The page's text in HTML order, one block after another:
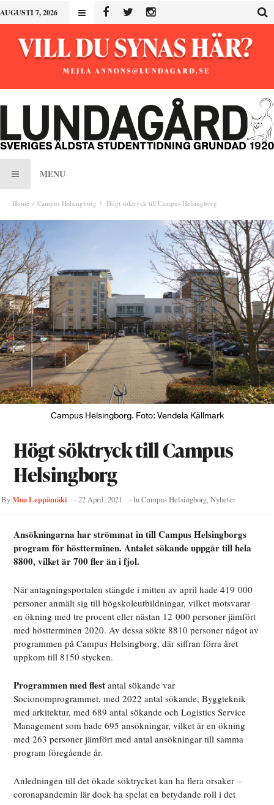
AUGUSTI 7, 2026
MENU
Home Campus Helsingborg Högt söktryck till Campus Helsingborg
Campus Helsingborg. Foto: Vendela Källmark
Högt söktryck till Campus
Helsingborg
ByMoa Leppämäki -22 April, 2021 - InCampus Helsingborg,Nyheter
Ansökningarna har strömmat in till Campus Helsingborgs
program för höstterminen. Antalet sökande uppgår till hela
8800, vilket är 700 fler än i fjol.
När antagningsportalen stängde i mitten av april hade 419 000
personer anmält sig till högskoleutbildningar, vilket motsvarar
en ökning med tre procent eller nästan 12 000 personer jämfört
med höstterminen 2020. Av dessa sökte 8810 personer något av
programmen på Campus Helsingborg, där siffran förra året
uppkom till 8150 stycken.
Programmen med flest antal sökande var
Socionomprogrammet, med 2022 antal sökande, Byggteknik
med arkitektur, med 689 antal sökande och Logistics Service
Management som hade 695 ansökningar, vilket är en ökning
med 263 personer jämfört med antal ansökningar till samma
program föregående år.
Anledningen till det ökade söktrycket kan ha flera orsaker –
coronapandemin lär dock ha spelat en betydande roll i det